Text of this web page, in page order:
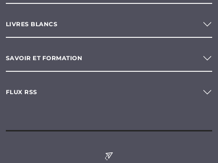
LIVRES BLANCS
SAVOIR ET FORMATION
FLUX RSS